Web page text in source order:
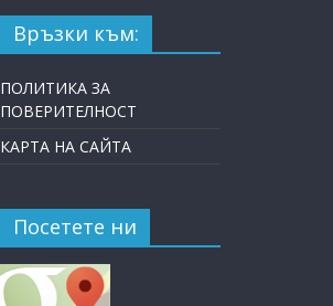
Връзки към:
ПОЛИТИКА ЗА
ПОВЕРИТЕЛНОСТ
КАРТА НА САЙТА
Посетете ни